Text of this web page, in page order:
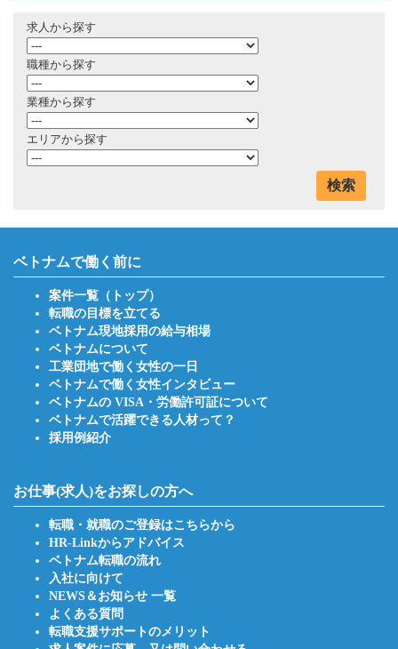
求人から探す
職種から探す
業種から探す
エリアから探す
検索
ベトナムで働く前に
案件一覧（トップ）
転職の目標を立てる
ベトナム現地採用の給与相場
ベトナムについて
工業団地で働く女性の一日
ベトナムで働く女性インタビュー
ベトナムの VISA・労働許可証について
ベトナムで活躍できる人材って？
採用例紹介
お仕事(求人)をお探しの方へ
転職・就職のご登録はこちらから
HR-Linkからアドバイス
ベトナム転職の流れ
入社に向けて
NEWS＆お知らせ 一覧
よくある質問
転職支援サポートのメリット